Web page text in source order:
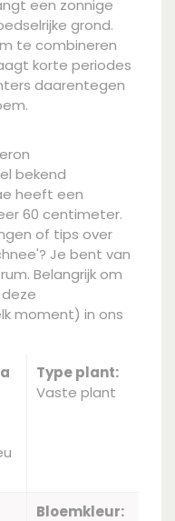
een zonnige
grond.
te combineren
korte periodes
daarentegen
bekend
heeft een
60 centimeter.
of tips over
Je bent van
Belangrijk om
moment) in ons
Type plant:
Vaste plant
Bloemkleur: